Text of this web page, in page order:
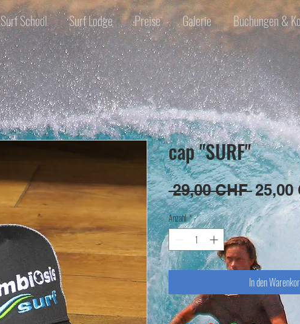
Surf School Surf Lodge Preise Galerie Buchungen &
cap "SURF"
29,00 CHF 25,00
Anzahl*
In den